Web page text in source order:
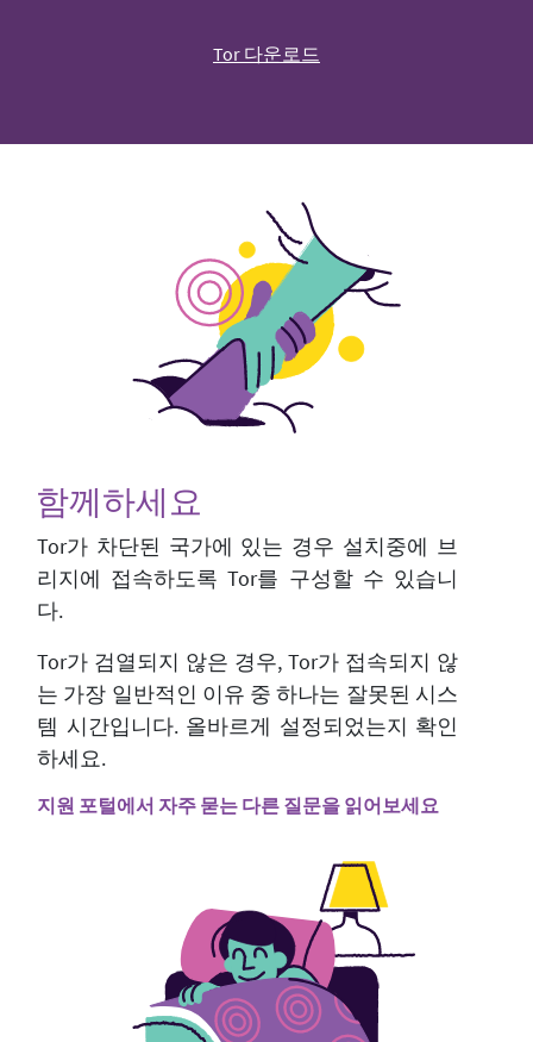
Tor 다운로드
함께하세요
Tor가 차단된 국가에 있는 경우 설치중에 브
리지에 접속하도록 Tor를 구성할 수 있습니
다.
Tor가 검열되지 않은 경우, Tor가 접속되지 않
는 가장 일반적인 이유 중 하나는 잘못된 시스
템 시간입니다. 올바르게 설정되었는지 확인
하세요.
지원 포털에서 자주 묻는 다른 질문을 읽어보세요